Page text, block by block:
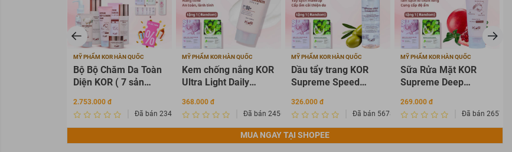
MỸ PHẨM KOR HÀN QUỐC
Bộ Bộ Chăm Da Toàn
Diện KOR ( 7 sản
2.753.000 đ
Đã bán 2345675
MỸ PHẨM KOR HÀN QUỐC
Kem chống nắng KOR
Ultra Light Daily
SPF 50+ PA ++++
368.000 đ
Đã bán 2456342
MỸ PHẨM KOR HÀN QUỐC
Dầu tẩy trang KOR
Supreme Speed
326.000 đ
Đã bán 567835
MỸ PHẨM KOR HÀN QUỐC
Sữa Rửa Mặt KOR
Supreme Deep
100ml
269.000 đ
Đã bán 2657268
MUA NGAY TẠI SHOPEE